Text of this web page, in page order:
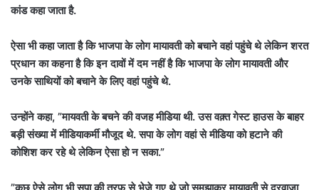
कांड कहा जाता है.
ऐसा भी कहा जाता है कि भाजपा के लोग मायावती को बचाने वहां पहुंचे थे लेकिन शरत
प्रधान का कहना है कि इन दावों में दम नहीं है कि भाजपा के लोग मायावती और
उनके साथियों को बचाने के लिए वहां पहुंचे थे.
उन्होंने कहा, ”मायवती के बचने की वजह मीडिया थी. उस वक़्त गेस्ट हाउस के बाहर
बड़ी संख्या में मीडियाकर्मी मौजूद थे. सपा के लोग वहां से मीडिया को हटाने की
कोशिश कर रहे थे लेकिन ऐसा हो न सका.”